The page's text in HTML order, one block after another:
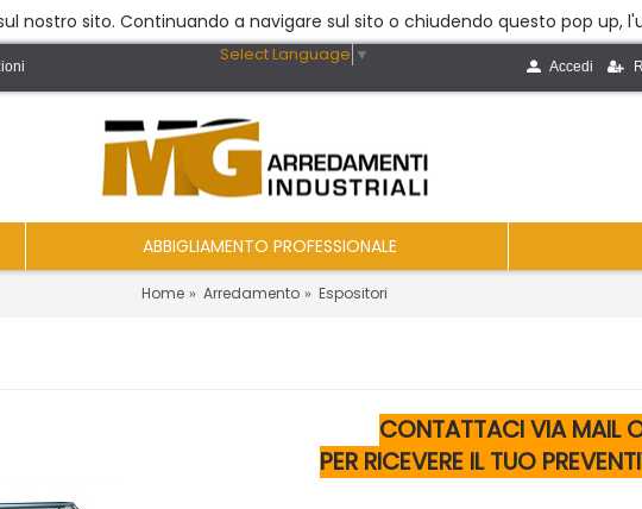
nostro sito. Continuando a navigare sul sito o chiudendo questo pop up,
Select Language ▼
Accedi
ABBIGLIAMENTO PROFESSIONALE
Home Arredamento Espositori
CONTATTACI VIA MAIL
PER RICEVERE IL TUO